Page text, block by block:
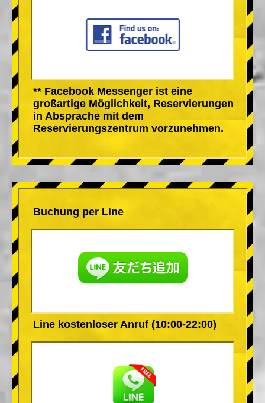
** Facebook Messenger ist eine
großartige Möglichkeit, Reservierungen
in Absprache mit dem
Reservierungszentrum vorzunehmen.
Buchung per Line
Line kostenloser Anruf (10:00-22:00)